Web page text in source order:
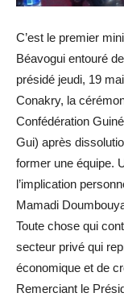
C’est le premier
Béavogui entouré
présidé jeudi, 19
Conakry, la
Confédération
Gui) après
former une équipe.
l’implication
Mamadi
Toute chose qui
secteur privé qui
économique et de
Remerciant le